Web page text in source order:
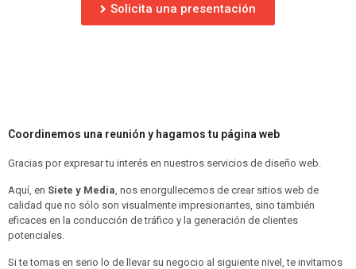
Solicita una presentación
Coordinemos una reunión y hagamos tu página web
Gracias por expresar tu interés en nuestros servicios de diseño web.
Aquí, en Siete y Media , nos enorgullecemos de crear sitios web de
calidad que no sólo son visualmente impresionantes, sino también
eficaces en la conducción de tráfico y la generación de clientes
potenciales.
Si te tomas en serio lo de llevar su negocio al siguiente nivel, te invitamos